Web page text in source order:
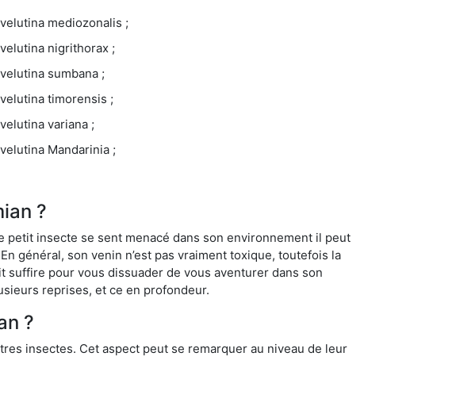
mediozonalis ;
nigrithorax ;
sumbana ;
timorensis ;
variana ;
Mandarinia ;
?
petit insecte se sent menacé dans son environnement il peut
général, son venin n’est pas vraiment toxique, toutefois la
pour vous dissuader de vous aventurer dans son
reprises, et ce en profondeur.
?
insectes. Cet aspect peut se remarquer au niveau de leur